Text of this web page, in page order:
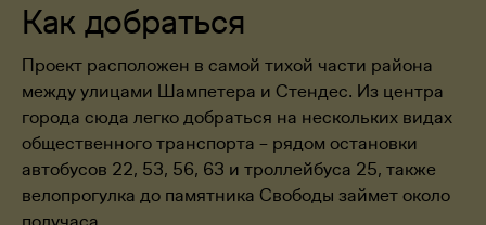
Как добраться
Проект расположен в самой тихой части района
между улицами Шампетера и Стендес. Из центра
города сюда легко добраться на нескольких видах
общественного транспорта – рядом остановки
автобусов 22, 53, 56, 63 и троллейбуса 25, также
велопрогулка до памятника Свободы займет около
получаса.